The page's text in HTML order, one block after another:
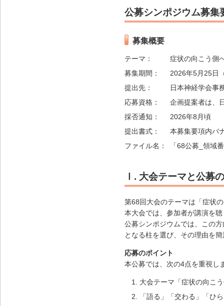
公募シンポジウム募集
募集概要
テーマ：
症状の向こう側
募集期間：
2026年5月25日
提出先：
日本神経学会事
応募資格：
企画提案者は、
採否通知：
2026年8月頃
提出書式：
本募集要項内バ
ファイル名：
「68公募_領域
Ⅰ. 大会テーマと公募
第68回大会のテーマは「症状
本大会では、参加者が講演を
公募シンポジウムでは、この
となる柱を選び、その理由を
応募のポイント
本公募では、次の4点を重視し
大会テーマ「症状の向こ
「語る」「交わる」「ひ